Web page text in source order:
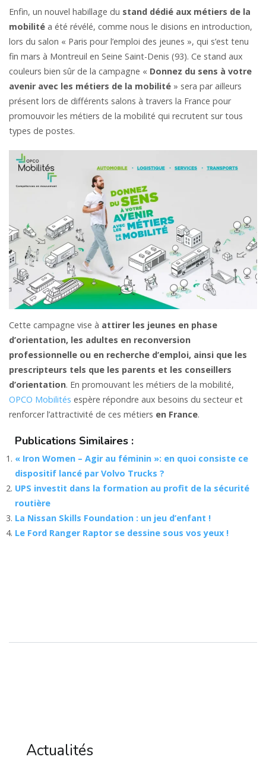
Enfin, un nouvel habillage du stand dédié aux métiers de la
mobilité a été révélé, comme nous le disions en introduction,
lors du salon « Paris pour l’emploi des jeunes », qui s’est tenu
fin mars à Montreuil en Seine Saint-Denis (93). Ce stand aux
couleurs bien sûr de la campagne « Donnez du sens à votre
avenir avec les métiers de la mobilité » sera par ailleurs
présent lors de différents salons à travers la France pour
promouvoir les métiers de la mobilité qui recrutent sur tous
types de postes.
Cette campagne vise à attirer les jeunes en phase
d’orientation, les adultes en reconversion
professionnelle ou en recherche d’emploi, ainsi que les
prescripteurs tels que les parents et les conseillers
d’orientation. En promouvant les métiers de la mobilité,
OPCO Mobilités espère répondre aux besoins du secteur et
renforcer l’attractivité de ces métiers en France.
Publications Similaires :
« Iron Women – Agir au féminin »: en quoi consiste ce
dispositif lancé par Volvo Trucks ?
UPS investit dans la formation au profit de la sécurité
routière
La Nissan Skills Foundation : un jeu d’enfant !
Le Ford Ranger Raptor se dessine sous vos yeux !
Actualités